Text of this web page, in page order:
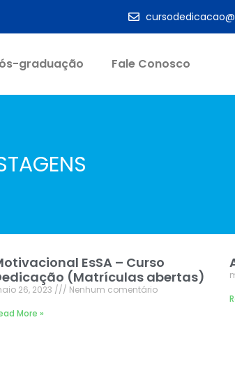
graduação Fale Conosco
EsSA – Curso
(Matrículas abertas)
26, 2023
Nenhum comentário
More »